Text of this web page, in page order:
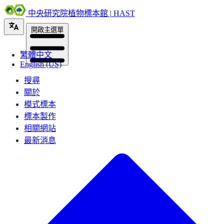
中央研究院植物標本館 | HAST
繁體中文
English (US)
開啟主選單
搜尋
關於
模式標本
標本製作
相關網站
最新消息